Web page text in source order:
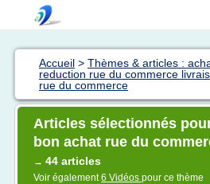
Accueil > Thèmes & articles :
reduction rue du commerce
rue du commerce
Articles sélectionnés
bon achat rue du
→ 44 articles
Voir également6 Vidéos pour ce thème